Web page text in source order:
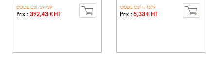
CODE CST739759
Prix :392,43 € HT
CODE CST474379
Prix :5,33 € HT